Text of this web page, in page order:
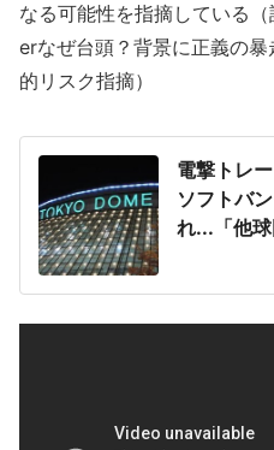
なる可能性を指摘している
erなぜ台頭？背景に正義の
的リスク指摘）
電撃トレ
ソフトバ
れ...「他球